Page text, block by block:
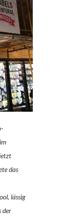
das
lässig
der